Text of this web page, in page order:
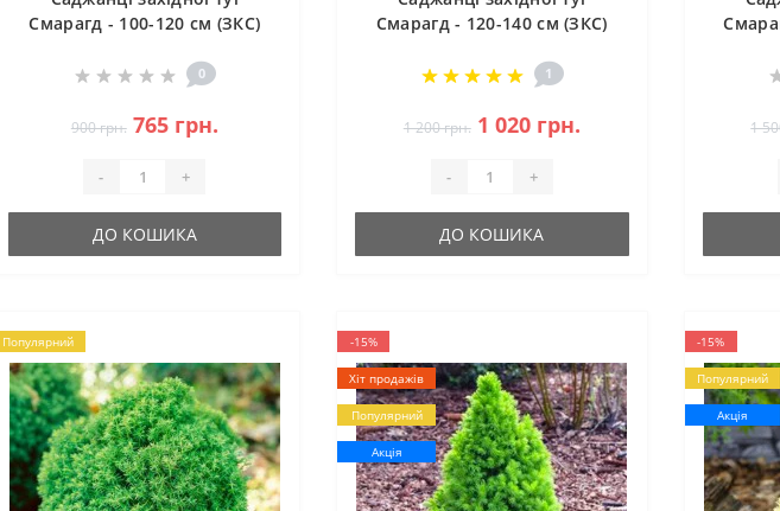
Смарагд - 100-120 см (ЗКС)
0
900 грн. 765 грн.
- +
ДО КОШИКА
Смарагд - 120-140 см (ЗКС)
1
1 200 грн. 1 020 грн.
- +
ДО КОШИКА
1
Популярний -15%
Хіт продажів
Популярний
Акція
-15%
Популярний
Акція